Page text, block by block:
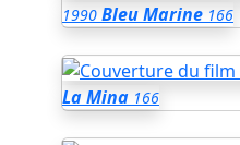
1990 Bleu Marine 166
La Mina 166